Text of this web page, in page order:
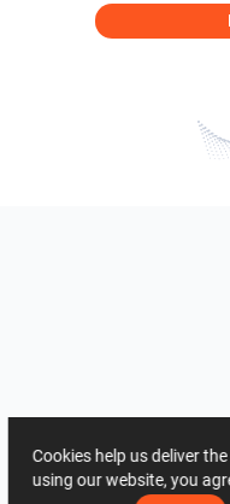
Cookies help us deliver
using our website, you